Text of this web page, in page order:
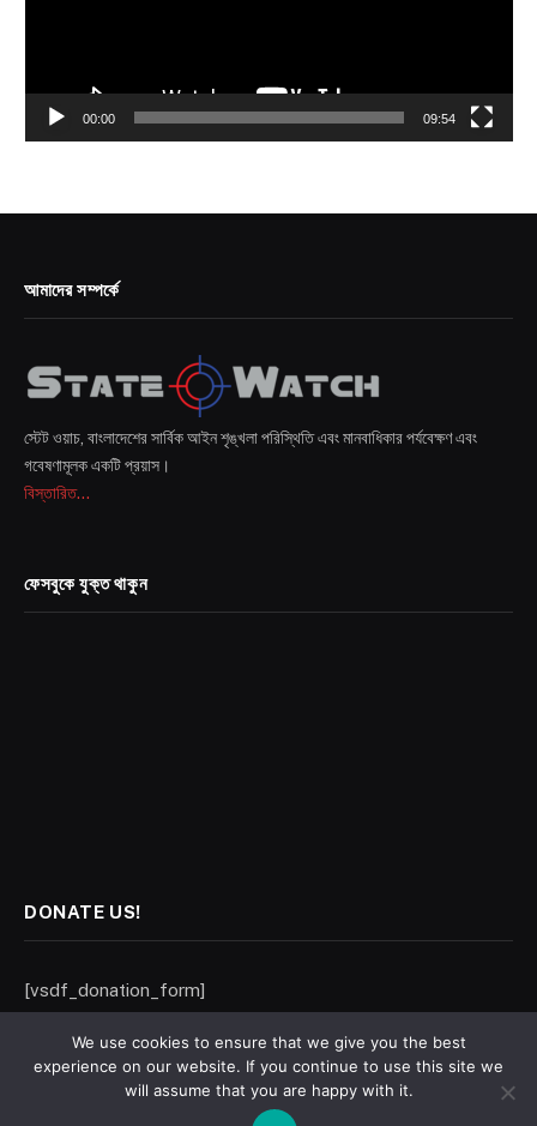
00:00 09:54
আমাদের সম্পর্কে
স্টেট ওয়াচ, বাংলাদেশের সার্বিক আইন শৃঙ্খলা পরিস্থিতি এবং মানবাধিকার পর্যবেক্ষণ এবং
গবেষণামূলক একটি প্রয়াস।
বিস্তারিত...
ফেসবুকে যুক্ত থাকুন
DONATE US!
[vsdf_donation_form]
We use cookies to ensure that we give you the best
experience on our website. If you continue to use this site we
will assume that you are happy with it.